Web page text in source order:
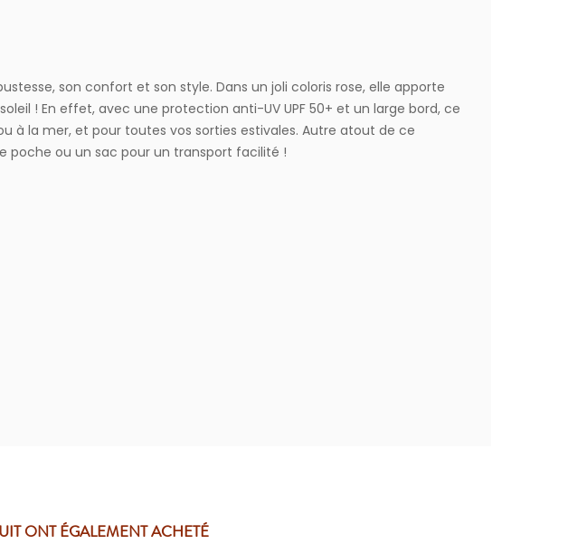
son confort et son style. Dans un joli coloris rose, elle apporte
! En effet, avec une protection anti-UV UPF 50+ et un large bord, ce
à la mer, et pour toutes vos sorties estivales. Autre atout de ce
ou un sac pour un transport facilité !
ONT ÉGALEMENT ACHETÉ